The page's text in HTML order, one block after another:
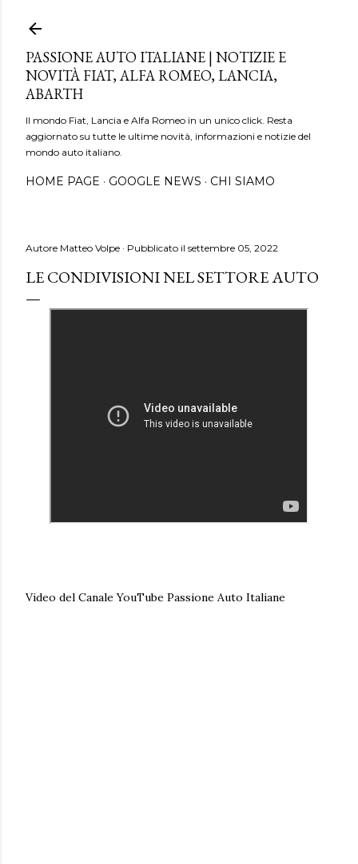
PASSIONE AUTO ITALIANE | NOTIZIE E
NOVITÀ FIAT, ALFA ROMEO, LANCIA,
ABARTH
Il mondo Fiat, Lancia e Alfa Romeo in un unico click. Resta
aggiornato su tutte le ultime novità, informazioni e notizie del
mondo auto italiano.
HOME PAGE GOOGLE NEWS CHI SIAMO
Autore Matteo Volpe Pubblicato il settembre 05, 2022
LE CONDIVISIONI NEL SETTORE AUTO
Video del Canale YouTube Passione Auto Italiane